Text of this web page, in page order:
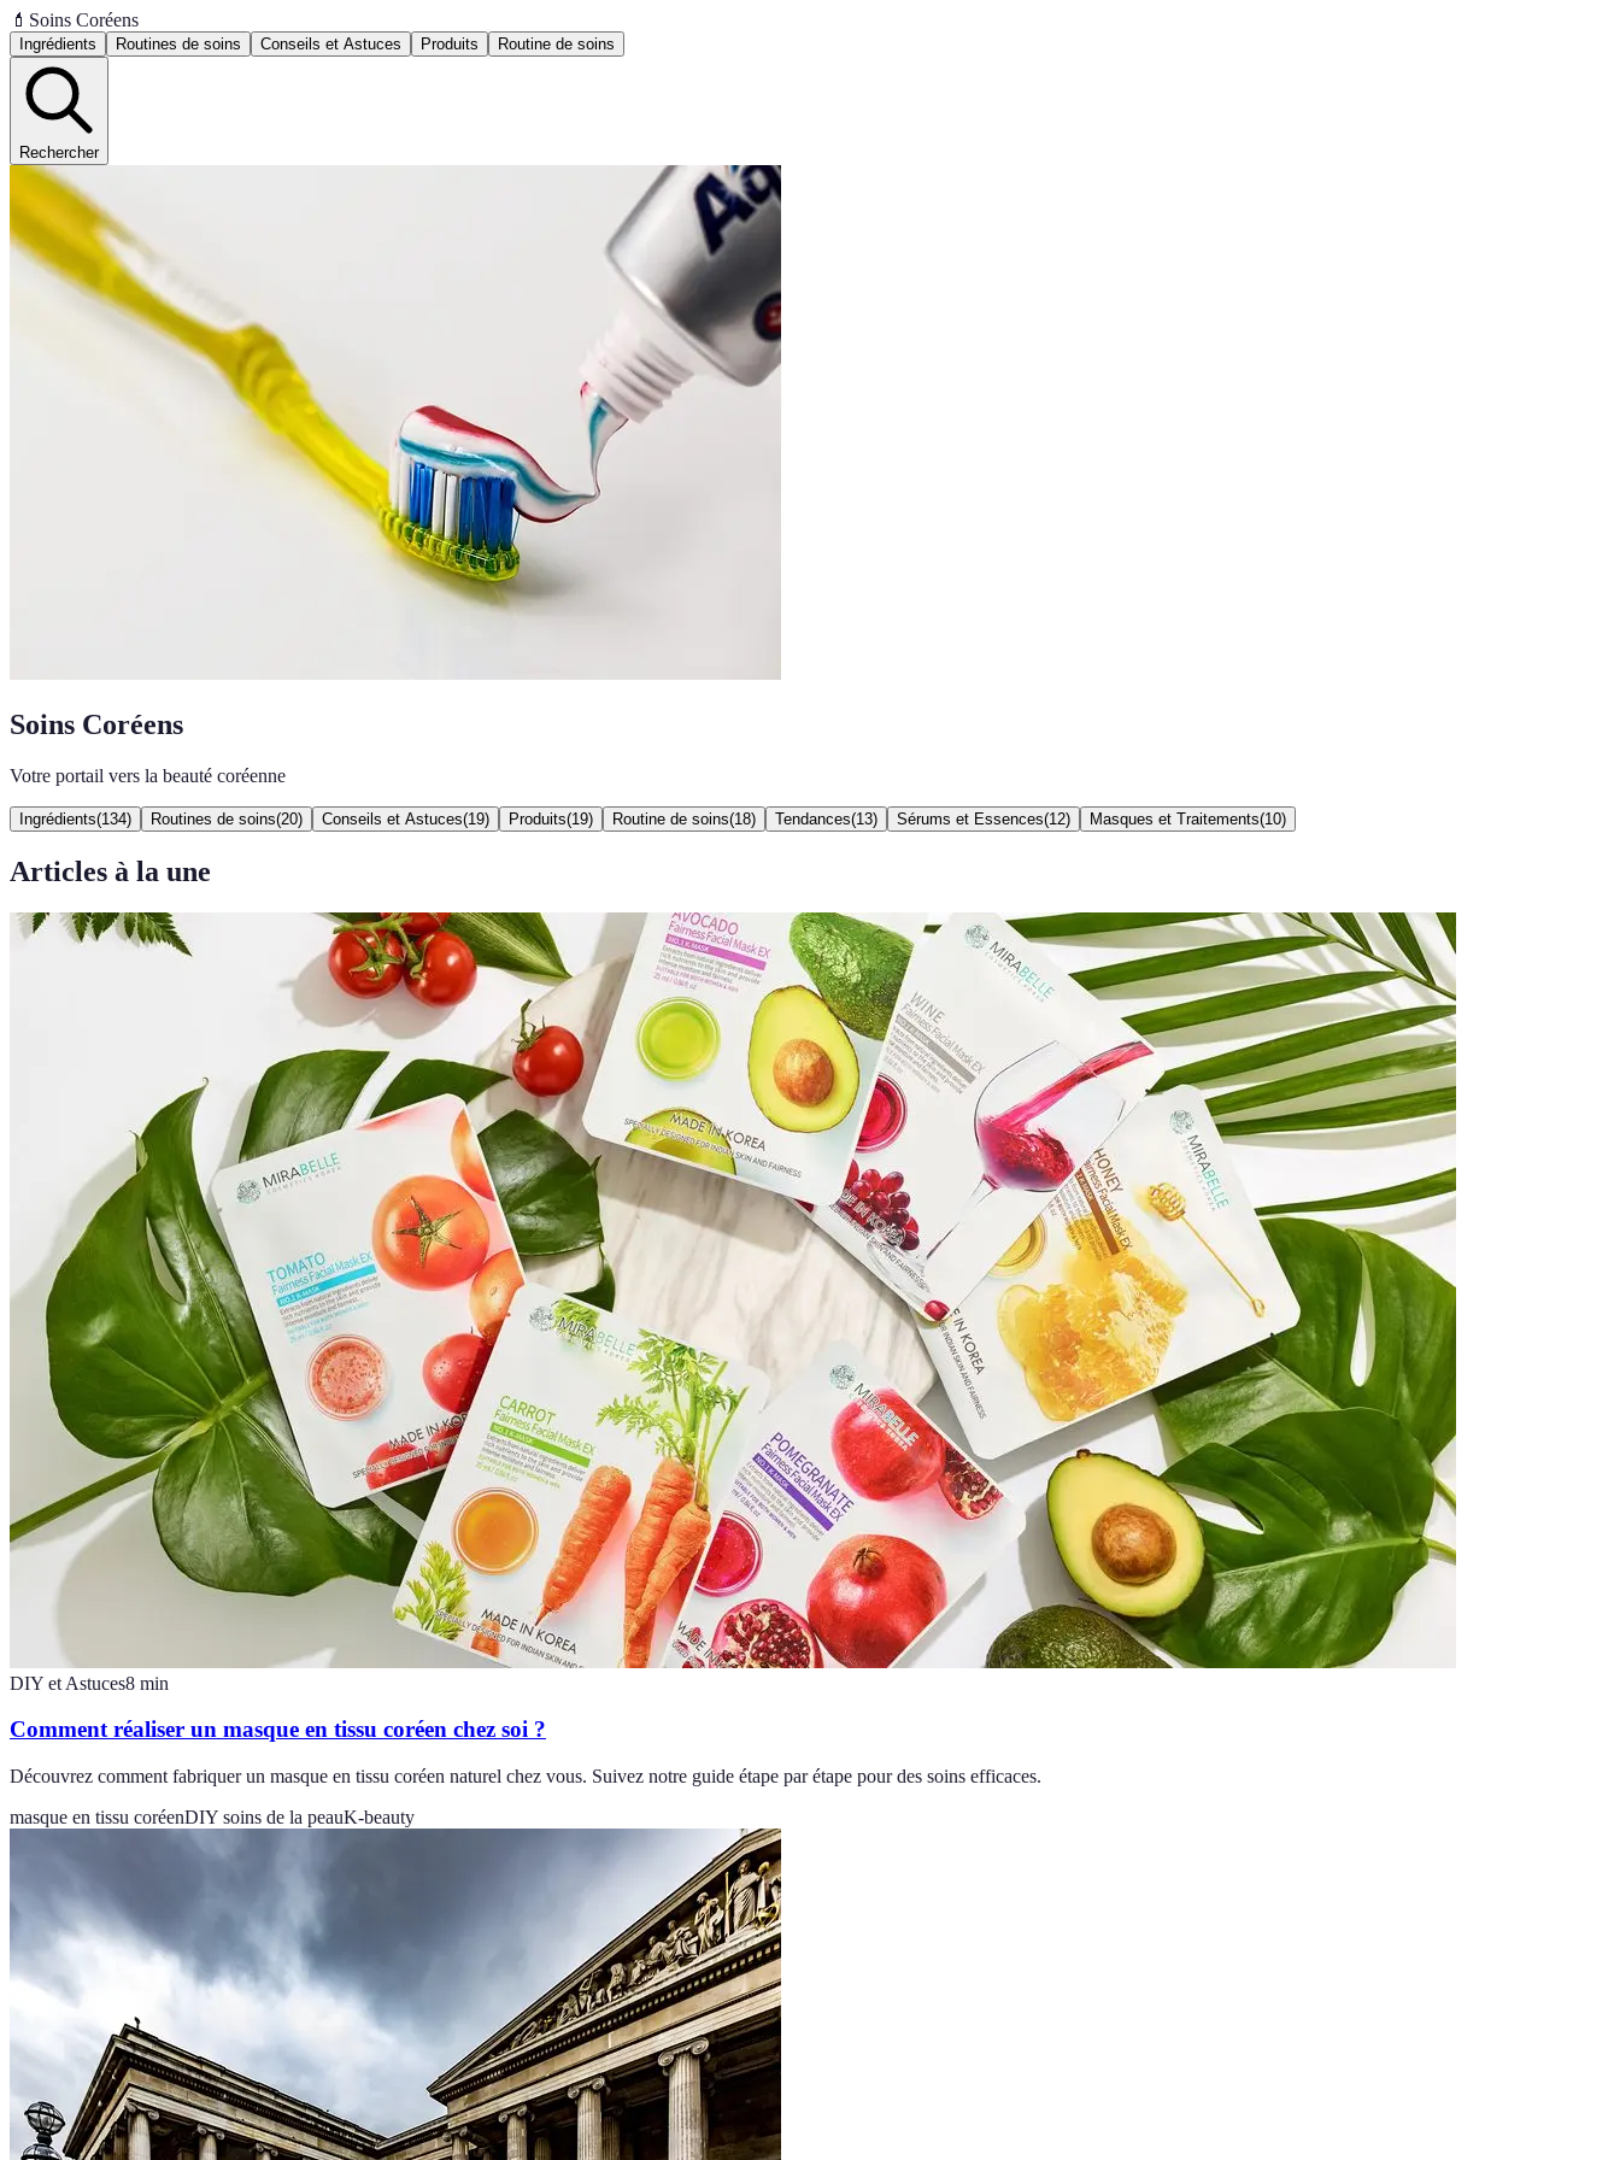
💄 Soins Coréens
Ingrédients Routines de soins Conseils et Astuces Produits Routine de soins
Rechercher
Soins Coréens
Votre portail vers la beauté coréenne
Ingrédients(134) Routines de soins(20) Conseils et Astuces(19) Produits(19) Routine de soins(18) Tendances(13) Sérums et Essences(12) Masques et Traitements(10)
Articles à la une
DIY et Astuces8 min
Comment réaliser un masque en tissu coréen chez soi ?
Découvrez comment fabriquer un masque en tissu coréen naturel chez vous. Suivez notre guide étape par étape pour des soins efficaces.
masque en tissu coréenDIY soins de la peauK-beauty